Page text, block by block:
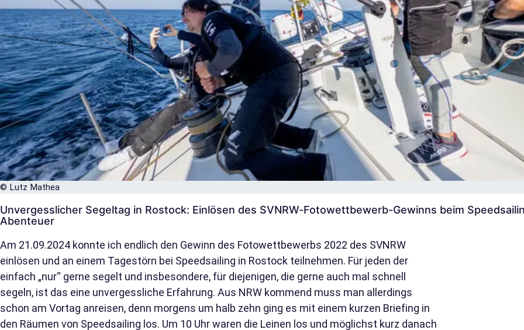
© Lutz Mathea
Unvergesslicher Segeltag in Rostock: Einlösen des SVNRW-Fotowettbewerb-Gewinns beim
Abenteuer
Am 21.09.2024 konnte ich endlich den Gewinn des Fotowettbewerbs 2022 des SVNRW
einlösen und an einem Tagestörn bei Speedsailing in Rostock teilnehmen. Für jeden der
einfach „nur“ gerne segelt und insbesondere, für diejenigen, die gerne auch mal schnell
segeln, ist das eine unvergessliche Erfahrung. Aus NRW kommend muss man allerdings
schon am Vortag anreisen, denn morgens um halb zehn ging es mit einem kurzen Briefing in
den Räumen von Speedsailing los. Um 10 Uhr waren die Leinen los und möglichst kurz danach